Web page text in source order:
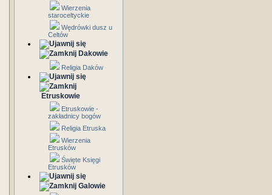
Wierzenia
staroceltyckie
Wędrówki dusz u
Celtów
Dakowie
Religia Daków
Etruskowie
Etruskowie -
zakładnicy bogów
Religia Etruska
Wierzenia
Etrusków
Święte Księgi
Etrusków
Galowie